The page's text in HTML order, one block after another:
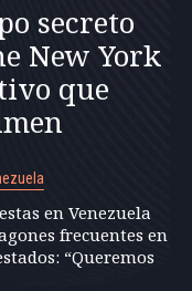
secreto
New York
que
en Venezuela
frecuentes en
“Queremos